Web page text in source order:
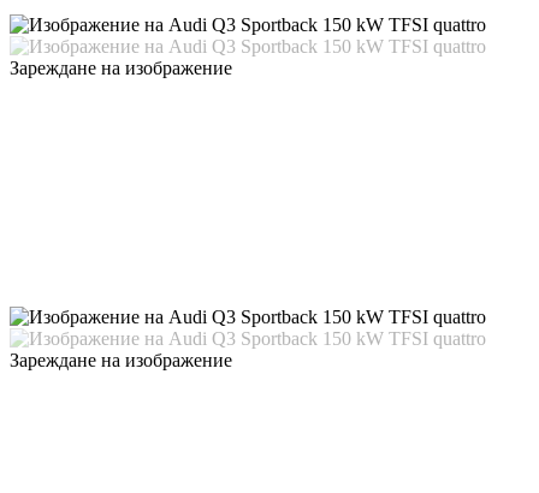
Зареждане на изображение
Зареждане на изображение